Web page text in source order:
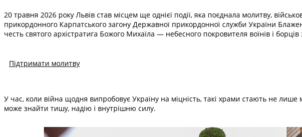
20 травня 2026 року Львів став місцем ще однієї події, яка поєднала молитву,
прикордонного Карпатського загону Державної прикордонної служби України
честь святого архістратига Божого Михаїла — небесного покровителя воїнів і борців
Підтримати молитву
У час, коли війна щодня випробовує Україну на міцність, такі храми стають не
може знайти тишу, надію і внутрішню силу.